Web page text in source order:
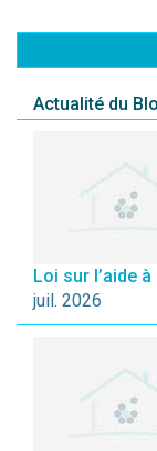
Actualité du
Loi sur l’aide
juil. 2026